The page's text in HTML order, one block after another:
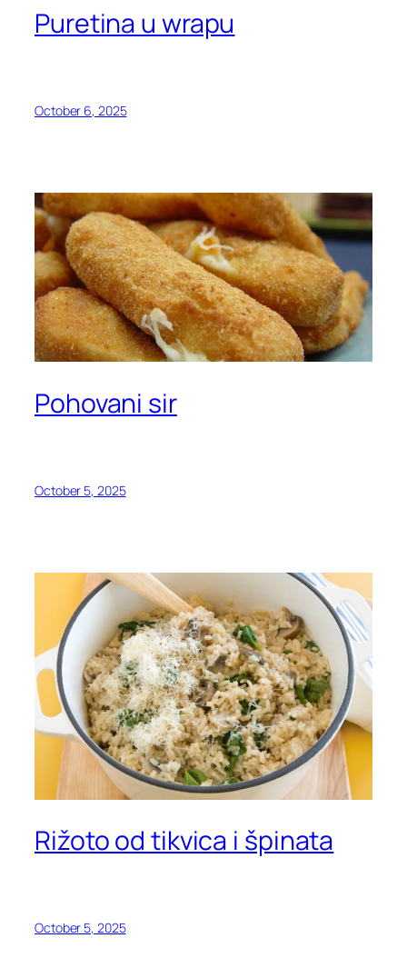
Puretina u wrapu
October 6, 2025
Pohovani sir
October 5, 2025
Rižoto od tikvica i špinata
October 5, 2025